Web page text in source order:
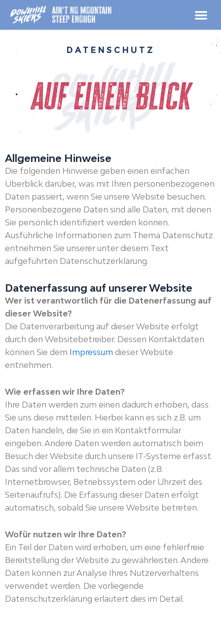
Inhalt
springen
DATENSCHUTZ
auf einen Blick
Allgemeine Hinweise
Die folgenden Hinweise geben einen einfachen
Überblick darüber, was mit Ihren personenbezogenen
Daten passiert, wenn Sie unsere Website besuchen.
Personenbezogene Daten sind alle Daten, mit denen
Sie persönlich identifiziert werden können.
Ausführliche Informationen zum Thema Datenschutz
entnehmen Sie unserer unter diesem Text
aufgeführten Datenschutzerklärung.
Datenerfassung auf unserer Website
Wer ist verantwortlich für die Datenerfassung auf
dieser Website?
Die Datenverarbeitung auf dieser Website erfolgt
durch den Websitebetreiber. Dessen Kontaktdaten
können Sie dem Impressum dieser Website
entnehmen.
Wie erfassen wir Ihre Daten?
Ihre Daten werden zum einen dadurch erhoben, dass
Sie uns diese mitteilen. Hierbei kann es sich z.B. um
Daten handeln, die Sie in ein Kontaktformular
eingeben. Andere Daten werden automatisch beim
Besuch der Website durch unsere IT-Systeme erfasst.
Das sind vor allem technische Daten (z.B.
Internetbrowser, Betriebssystem oder Uhrzeit des
Seitenaufrufs). Die Erfassung dieser Daten erfolgt
automatisch, sobald Sie unsere Website betreten.
Wofür nutzen wir Ihre Daten?
Ein Teil der Daten wird erhoben, um eine fehlerfreie
Bereitstellung der Website zu gewährleisten. Andere
Daten können zur Analyse Ihres Nutzerverhaltens
verwendet werden. Die vorliegende
Datenschutzerklärung erläutert dies im Detail.